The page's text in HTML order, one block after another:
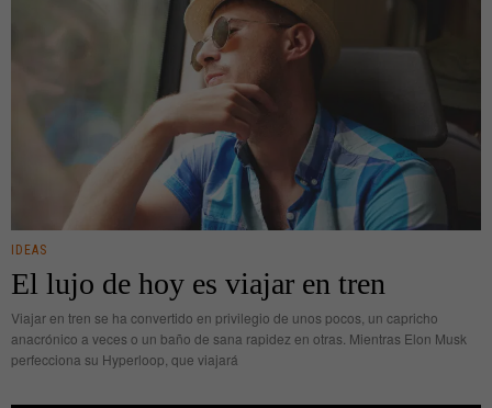
IDEAS
El lujo de hoy es viajar en tren
Viajar en tren se ha convertido en privilegio de unos pocos, un capricho
anacrónico a veces o un baño de sana rapidez en otras. Mientras Elon Musk
perfecciona su Hyperloop, que viajará